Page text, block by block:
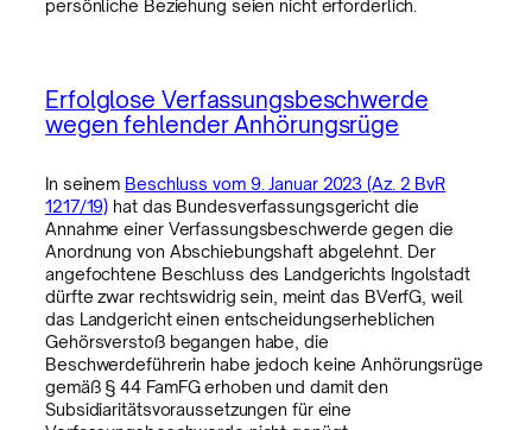
persönliche Beziehung seien nicht erforderlich.
Erfolglose Verfassungsbeschwerde
wegen fehlender Anhörungsrüge
In seinem Beschluss vom 9. Januar 2023 (Az. 2 BvR
1217/19) hat das Bundesverfassungsgericht die
Annahme einer Verfassungsbeschwerde gegen die
Anordnung von Abschiebungshaft abgelehnt. Der
angefochtene Beschluss des Landgerichts Ingolstadt
dürfte zwar rechtswidrig sein, meint das BVerfG, weil
das Landgericht einen entscheidungserheblichen
Gehörsverstoß begangen habe, die
Beschwerdeführerin habe jedoch keine Anhörungsrüge
gemäß § 44 FamFG erhoben und damit den
Subsidiaritätsvoraussetzungen für eine